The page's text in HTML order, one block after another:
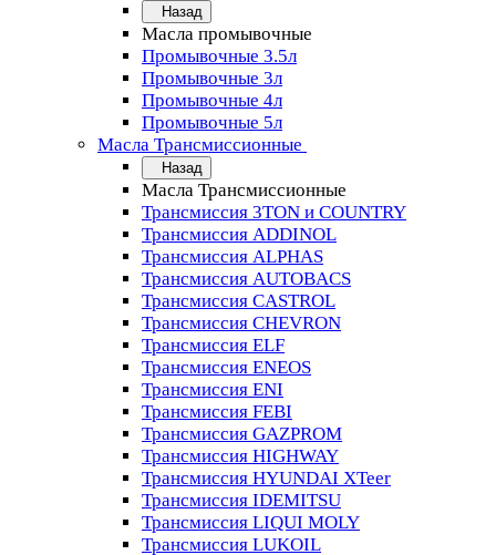
Назад
Масла промывочные
Промывочные 3.5л
Промывочные 3л
Промывочные 4л
Промывочные 5л
Масла Трансмиссионные
Назад
Масла Трансмиссионные
Трансмиссия 3TON и COUNTRY
Трансмиссия ADDINOL
Трансмиссия ALPHAS
Трансмиссия AUTOBACS
Трансмиссия CASTROL
Трансмиссия CHEVRON
Трансмиссия ELF
Трансмиссия ENEOS
Трансмиссия ENI
Трансмиссия FEBI
Трансмиссия GAZPROM
Трансмиссия HIGHWAY
Трансмиссия HYUNDAI XTeer
Трансмиссия IDEMITSU
Трансмиссия LIQUI MOLY
Трансмиссия LUKOIL